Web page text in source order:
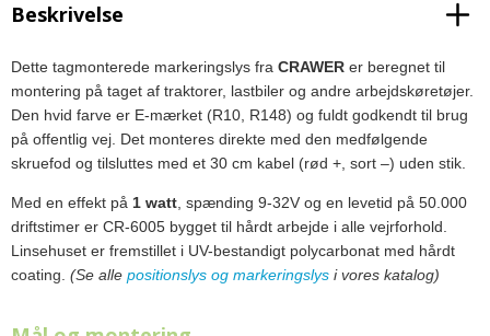
Beskrivelse
Dette tagmonterede markeringslys fra CRAWER er beregnet til
montering på taget af traktorer, lastbiler og andre arbejdskøretøjer.
Den hvid farve er E-mærket (R10, R148) og fuldt godkendt til brug
på offentlig vej. Det monteres direkte med den medfølgende
skruefod og tilsluttes med et 30 cm kabel (rød +, sort –) uden stik.
Med en effekt på 1 watt , spænding 9-32V og en levetid på 50.000
driftstimer er CR-6005 bygget til hårdt arbejde i alle vejrforhold.
Linsehuset er fremstillet i UV-bestandigt polycarbonat med hårdt
coating. (Se alle positionslys og markeringslys i vores katalog)